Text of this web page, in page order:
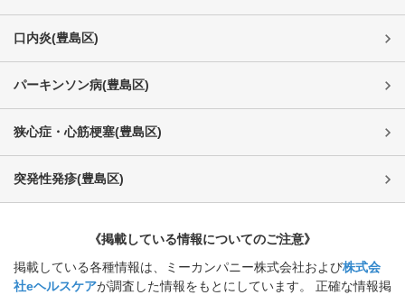
口内炎(豊島区)
パーキンソン病(豊島区)
狭心症・心筋梗塞(豊島区)
突発性発疹(豊島区)
《掲載している情報についてのご注意》
掲載している各種情報は、ミーカンパニー株式会社および株式会
社eヘルスケアが調査した情報をもとにしています。 正確な情報掲